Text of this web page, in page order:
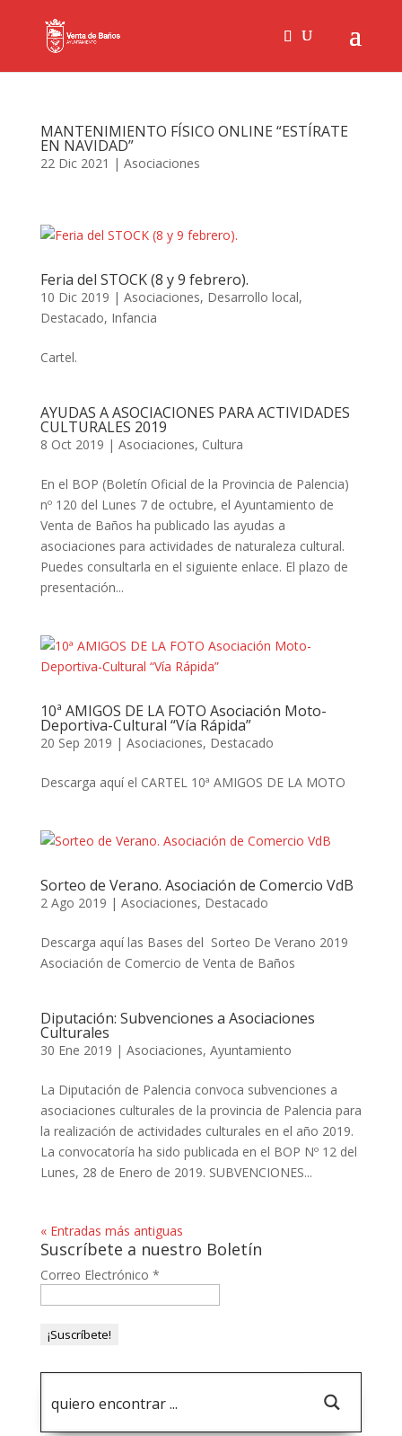
MANTENIMIENTO FÍSICO ONLINE “ESTÍRATE
EN NAVIDAD”
22 Dic 2021 | Asociaciones
Feria del STOCK (8 y 9 febrero).
10 Dic 2019 | Asociaciones, Desarrollo local,
Destacado, Infancia
Cartel.
AYUDAS A ASOCIACIONES PARA ACTIVIDADES
CULTURALES 2019
8 Oct 2019 | Asociaciones, Cultura
En el BOP (Boletín Oficial de la Provincia de Palencia)
nº 120 del Lunes 7 de octubre, el Ayuntamiento de
Venta de Baños ha publicado las ayudas a
asociaciones para actividades de naturaleza cultural.
Puedes consultarla en el siguiente enlace. El plazo de
presentación...
10ª AMIGOS DE LA FOTO Asociación Moto-
Deportiva-Cultural “Vía Rápida”
20 Sep 2019 | Asociaciones, Destacado
Descarga aquí el CARTEL 10ª AMIGOS DE LA MOTO
Sorteo de Verano. Asociación de Comercio VdB
2 Ago 2019 | Asociaciones, Destacado
Descarga aquí las Bases del Sorteo De Verano 2019
Asociación de Comercio de Venta de Baños
Diputación: Subvenciones a Asociaciones
Culturales
30 Ene 2019 | Asociaciones, Ayuntamiento
La Diputación de Palencia convoca subvenciones a
asociaciones culturales de la provincia de Palencia para
la realización de actividades culturales en el año 2019.
La convocatoría ha sido publicada en el BOP Nº 12 del
Lunes, 28 de Enero de 2019. SUBVENCIONES...
« Entradas más antiguas
Suscríbete a nuestro Boletín
Correo Electrónico *